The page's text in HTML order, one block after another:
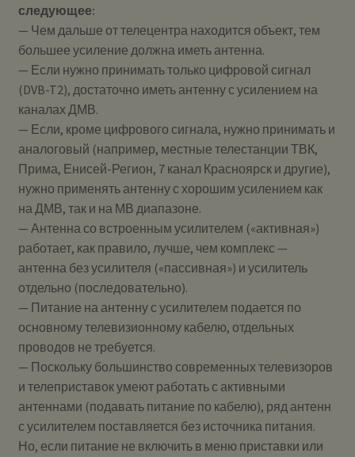
следующее:
— Чем дальше от телецентра находится объект, тем
большее усиление должна иметь антенна.
— Если нужно принимать только цифровой сигнал
(DVB-T2), достаточно иметь антенну с усилением на
каналах ДМВ.
— Если, кроме цифрового сигнала, нужно принимать и
аналоговый (например, местные телестанции ТВК,
Прима, Енисей-Регион, 7 канал Красноярск и другие),
нужно применять антенну с хорошим усилением как
на ДМВ, так и на МВ диапазоне.
— Антенна со встроенным усилителем («активная»)
работает, как правило, лучше, чем комплекс —
антенна без усилителя («пассивная») и усилитель
отдельно (последовательно).
— Питание на антенну с усилителем подается по
основному телевизионному кабелю, отдельных
проводов не требуется.
— Поскольку большинство современных телевизоров
и телеприставок умеют работать с активными
антеннами (подавать питание по кабелю), ряд антенн
с усилителем поставляется без источника питания.
Но, если питание не включить в меню приставки или